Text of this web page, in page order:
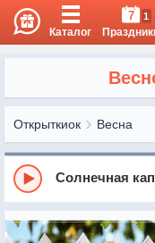
Каталог
7 1
Открыткиок Весна
Солнечная